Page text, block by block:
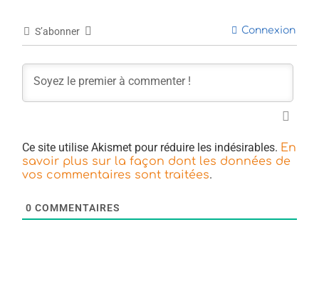
S’abonner Connexion
Ce site utilise Akismet pour réduire les indésirables. En
savoir plus sur la façon dont les données de
vos commentaires sont traitées.
0 COMMENTAIRES